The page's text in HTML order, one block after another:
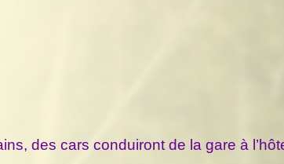
des cars conduiront de la gare à